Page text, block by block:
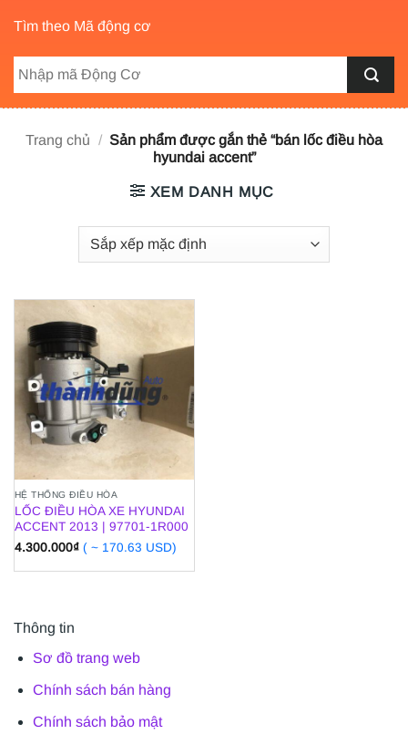
Tìm theo Mã động cơ
Trang chủ / Sản phẩm được gắn thẻ “bán lốc điều hòa
hyundai accent”
XEM DANH MỤC
HỆ THỐNG ĐIỀU HÒA
LỐC ĐIỀU HÒA XE HYUNDAI
ACCENT 2013 | 97701-1R000
4.300.000₫ ( ~ 170.63 USD)
Thông tin
Sơ đồ trang web
Chính sách bán hàng
Chính sách bảo mật